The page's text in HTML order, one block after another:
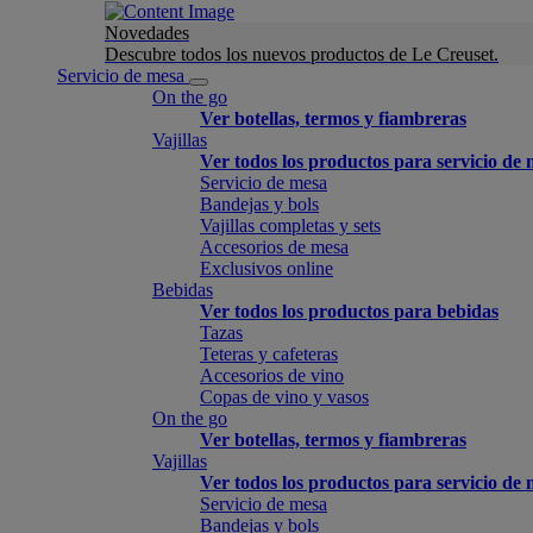
Novedades
Descubre todos los nuevos productos de Le Creuset.
Servicio de mesa
On the go
Ver botellas, termos y fiambreras
Vajillas
Ver todos los productos para servicio de
Servicio de mesa
Bandejas y bols
Vajillas completas y sets
Accesorios de mesa
Exclusivos online
Bebidas
Ver todos los productos para bebidas
Tazas
Teteras y cafeteras
Accesorios de vino
Copas de vino y vasos
On the go
Ver botellas, termos y fiambreras
Vajillas
Ver todos los productos para servicio de
Servicio de mesa
Bandejas y bols